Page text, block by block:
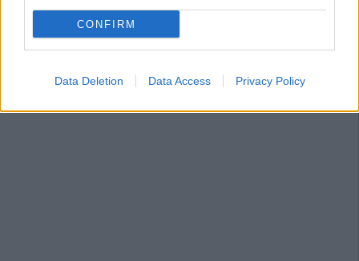
CONFIRM
Data Deletion Data Access Privacy Policy